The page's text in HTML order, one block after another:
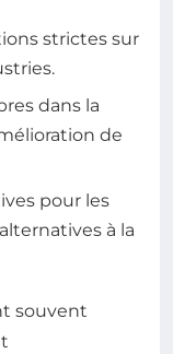
strictes sur
dans la
de
pour les
à la
souvent